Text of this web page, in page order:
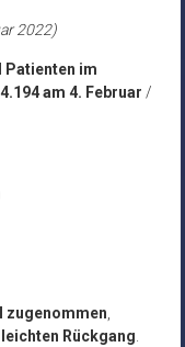
2022)
Patienten im
4.194 am 4. Februar /
zugenommen,
leichten Rückgang.